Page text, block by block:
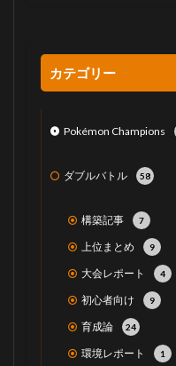
カテゴリー
Pokémon Champions
ダブルバトル 58
構築記事 7
上位まとめ 9
大会レポート 4
初心者向け 9
育成論 24
環境レポート 1